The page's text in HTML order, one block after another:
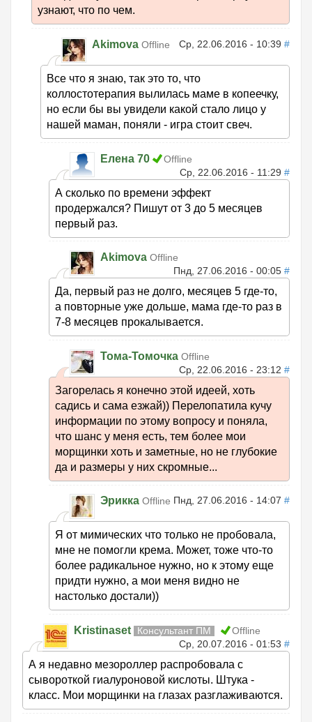
узнают, что по чем.
Akimova Offline Ср, 22.06.2016 - 10:39 #
Все что я знаю, так это то, что
коллостотерапия вылилась маме в копеечку,
но если бы вы увидели какой стало лицо у
нашей маман, поняли - игра стоит свеч.
Елена 70
Offline
Ср, 22.06.2016 - 11:29 #
А сколько по времени эффект
продержался? Пишут от 3 до 5 месяцев
первый раз.
Akimova Offline
Пнд, 27.06.2016 - 00:05 #
Да, первый раз не долго, месяцев 5 где-то,
а повторные уже дольше, мама где-то раз в
7-8 месяцев прокалывается.
Тома-Томочка Offline
Ср, 22.06.2016 - 23:12 #
Загорелась я конечно этой идеей, хоть
садись и сама езжай)) Перелопатила кучу
информации по этому вопросу и поняла,
что шанс у меня есть, тем более мои
морщинки хоть и заметные, но не глубокие
да и размеры у них скромные...
Эрикка Offline Пнд, 27.06.2016 - 14:07 #
Я от мимических что только не пробовала,
мне не помогли крема. Может, тоже что-то
более радикальное нужно, но к этому еще
придти нужно, а мои меня видно не
настолько достали))
Kristinaset Консультант ПМ
Offline
Ср, 20.07.2016 - 01:53 #
А я недавно мезороллер распробовала с
сывороткой гиалуроновой кислоты. Штука -
класс. Мои морщинки на глазах разглаживаются.